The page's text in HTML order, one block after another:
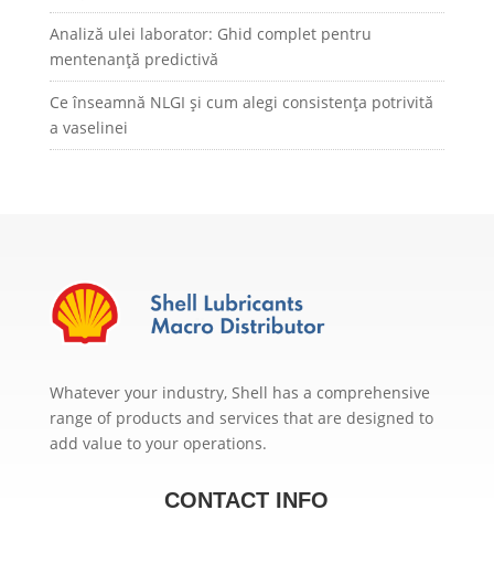
Analiză ulei laborator: Ghid complet pentru
mentenanță predictivă
Ce înseamnă NLGI și cum alegi consistența potrivită
a vaselinei
Whatever your industry, Shell has a comprehensive
range of products and services that are designed to
add value to your operations.
CONTACT INFO